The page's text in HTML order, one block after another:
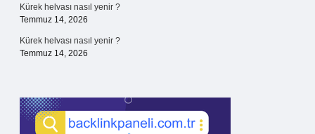
Kürek helvası nasıl yenir ?
Temmuz 14, 2026
Kürek helvası nasıl yenir ?
Temmuz 14, 2026